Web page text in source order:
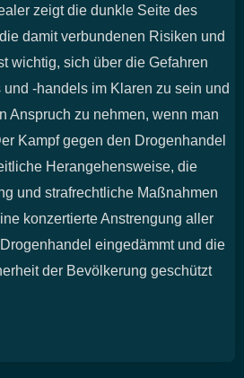
zeigt die dunkle Seite des
damit verbundenen Risiken und
wichtig, sich über die Gefahren
-handels im Klaren zu sein und
Anspruch zu nehmen, wenn man
Kampf gegen den Drogenhandel
Herangehensweise, die
und strafrechtliche Maßnahmen
konzertierte Anstrengung aller
eingedämmt und die
der Bevölkerung geschützt